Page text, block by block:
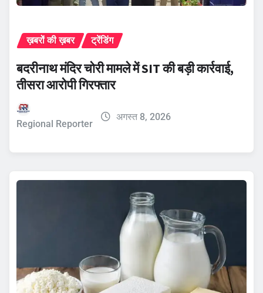
ख़बरों की ख़बर ट्रेंडिंग
बदरीनाथ मंदिर चोरी मामले में SIT की बड़ी कार्रवाई,
तीसरा आरोपी गिरफ्तार
Regional Reporter
अगस्त 8, 2026